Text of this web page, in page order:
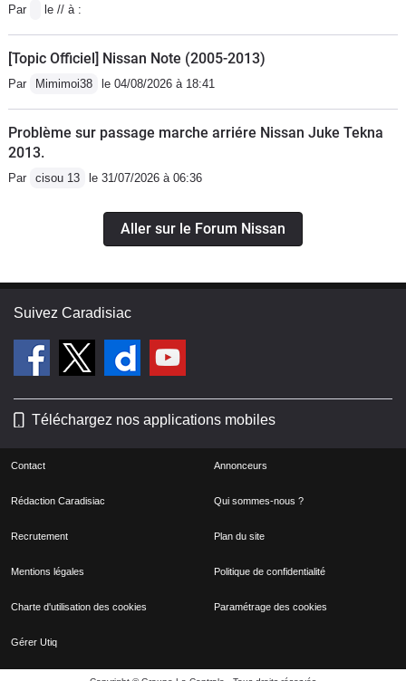
Par le // à :
[Topic Officiel] Nissan Note (2005-2013)
Par Mimimoi38 le 04/08/2026 à 18:41
Problème sur passage marche arriére Nissan Juke Tekna
2013.
Par cisou 13 le 31/07/2026 à 06:36
Aller sur le Forum Nissan
Suivez Caradisiac
Téléchargez nos applications mobiles
Contact Annonceurs
Rédaction Caradisiac Qui sommes-nous ?
Recrutement Plan du site
Mentions légales Politique de confidentialité
Charte d'utilisation des cookies Paramétrage des cookies
Gérer Utiq